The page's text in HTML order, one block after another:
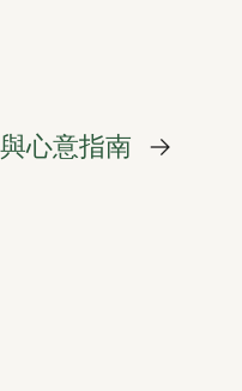
心意指南 →